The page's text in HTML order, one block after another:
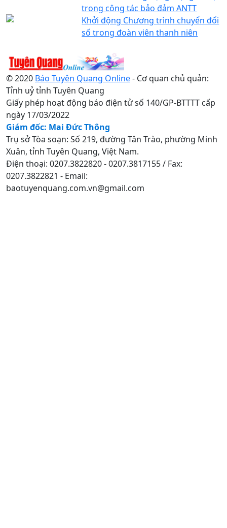
trong công tác bảo đảm ANTT
Khởi động Chương trình chuyển đổi
số trong đoàn viên thanh niên
© 2020 Báo Tuyên Quang Online- Cơ quan chủ quản:
Tỉnh uỷ tỉnh Tuyên Quang
Giấy phép hoạt động báo điện tử số 140/GP-BTTTT cấp
ngày 17/03/2022
Giám đốc: Mai Đức Thông
Trụ sở Tòa soạn: Số 219, đường Tân Trào, phường Minh
Xuân, tỉnh Tuyên Quang, Việt Nam.
Điện thoại: 0207.3822820 - 0207.3817155 / Fax:
0207.3822821 - Email:
baotuyenquang.com.vn@gmail.com